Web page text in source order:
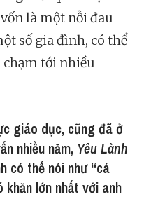
là một nỗi đau
số gia đình, có thể
chạm tới nhiều
giáo dục, cũng đã ở
nhiều năm, Yêu Lành
có thể nói như “cá
khăn lớn nhất với anh